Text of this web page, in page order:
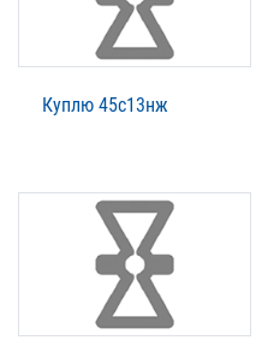
Куплю 45с13нж